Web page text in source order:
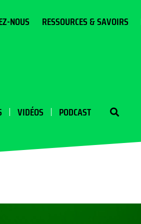
NOUS RESSOURCES & SAVOIRS
VIDÉOS PODCAST